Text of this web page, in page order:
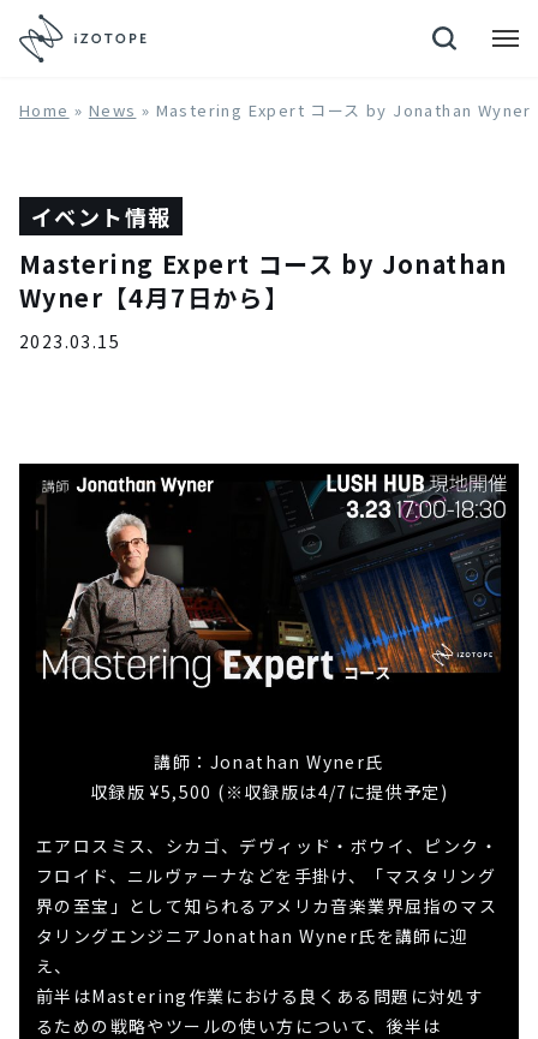
Home » News » Mastering Expert コース by Jonathan Wyner
イベント情報
Mastering Expert コース by Jonathan
Wyner【4月7日から】
2023.03.15
講師：Jonathan Wyner氏
収録版 ¥5,500 (※収録版は4/7に提供予定)
エアロスミス、シカゴ、デヴィッド・ボウイ、ピンク・
フロイド、ニルヴァーナなどを手掛け、「マスタリング
界の至宝」として知られるアメリカ音楽業界屈指のマス
タリングエンジニアJonathan Wyner氏を講師に迎
え、
前半はMastering作業における良くある問題に対処す
るための戦略やツールの使い方について、後半は